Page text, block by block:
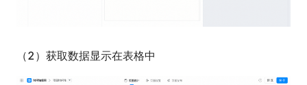
（2）获取数据显示在表格中